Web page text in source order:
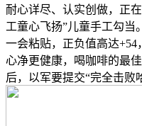
耐心详尽、认实创做，正
工童心飞扬”儿童手工勾当
一会粘贴，正负值高达+54
心净更健康，喝咖啡的最
后，以军要提交“完全击败